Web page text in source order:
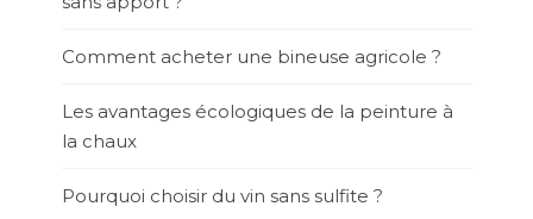
Comment acheter une bineuse agricole ?
Les avantages écologiques de la peinture à
la chaux
Pourquoi choisir du vin sans sulfite ?